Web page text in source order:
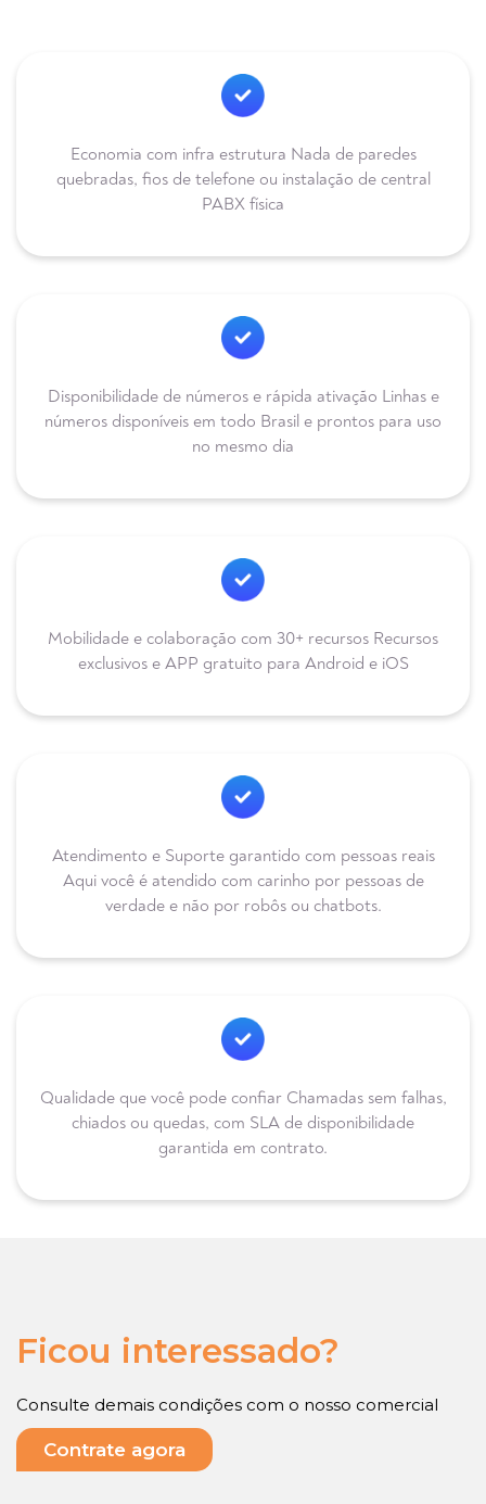
Economia com infra estrutura Nada de paredes
quebradas, fios de telefone ou instalação de central
PABX física
Disponibilidade de números e rápida ativação Linhas e
números disponíveis em todo Brasil e prontos para uso
no mesmo dia
Mobilidade e colaboração com 30+ recursos Recursos
exclusivos e APP gratuito para Android e iOS
Atendimento e Suporte garantido com pessoas reais
Aqui você é atendido com carinho por pessoas de
verdade e não por robôs ou chatbots.
Qualidade que você pode confiar Chamadas sem falhas,
chiados ou quedas, com SLA de disponibilidade
garantida em contrato.
Ficou interessado?
Consulte demais condições com o nosso comercial
Contrate agora